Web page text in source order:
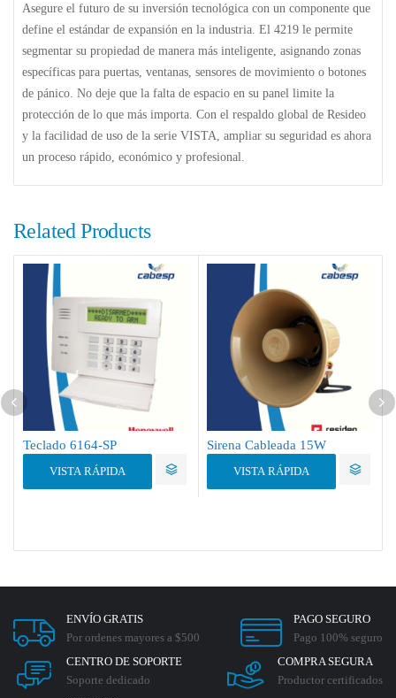
Asegure el futuro de su inversión tecnológica con un componente que
define el estándar de expansión en la industria. El 4219 le permite
segmentar su propiedad de manera más inteligente, asignando zonas
específicas para puertas, ventanas, sensores de movimiento o botones
de pánico. No deje que la falta de espacio en su panel limite la
protección de lo que más importa. Con el respaldo global de Resideo
y la facilidad de uso de la serie VISTA, ampliar su seguridad es ahora
un proceso rápido, económico y profesional.
Related Products
Teclado 6164-SP
VISTA RÁPIDA
Sirena Cableada 15W
VISTA RÁPIDA
ENVÍO GRATIS
Por ordenes mayores a $500
PAGO SEGURO
Pago 100% seguro
CENTRO DE SOPORTE
Soporte dedicado
COMPRA SEGURA
Productor certificados